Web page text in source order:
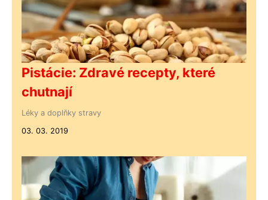
Pistácie: Zdravé recepty, které
chutnají
Léky a doplňky stravy
03. 03. 2019